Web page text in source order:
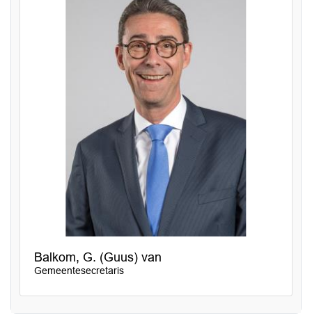
Balkom, G. (Guus) van
Gemeentesecretaris